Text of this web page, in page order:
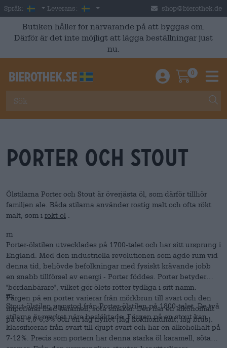
Skip to main content
Språk: Swedish
Leverans: Sverige shop@bierothek.de
Butiken håller för närvarande på att byggas om.
Därför är det inte möjligt att lägga beställningar just
nu.
Einloggen /
0
Porter och Stout
Ölstilarna Porter och Stout är överjästa öl, som därför tillhör
familjen ale. Båda stilarna använder rostig malt och ofta rökt
malt, som i rökt öl
rn
Porter-ölstilen utvecklades på 1700-talet och har sitt ursprung i
England. Med den industriella revolutionen som ägde rum vid
denna tid, behövde befolkningar med fysiskt krävande jobb
en snabb tillförsel av energi - Porter föddes. Porter betyder
"bördanbärare", vilket gör ölets rötter tydliga i sitt namn.
Färgen på en porter varierar från mörkbrun till svart och den
imponerar med karamell, söta smaker. Den har en alkoholhalt
på ca 4,5-6,3% och en låg nyhet (låg koldioxidhalt, låg brus).
rn
Stout-ölstilen uppstod från Porter-ölstilen på 1800-talet. De två
stilarna är mycket nära besläktade. Färgen på en stout kan
klassificeras från svart till djupt svart och har en alkoholhalt på
7-12%. Precis som portern har denna starka öl karamell, söta